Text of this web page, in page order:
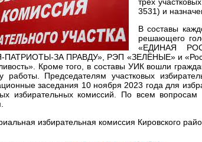
3531) и
В составы
решающего
«ЕДИНАЯ
ЗА ПРАВДУ», РЭП «ЗЕЛЁНЫЕ» и
Кроме того, в составы УИК вошли
работы. Председателям участковых
заседания 10 ноября 2023 года для
избирательных комиссий. По всем вопросам
избирательная комиссия Кировского